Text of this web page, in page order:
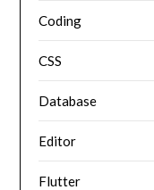
Coding
CSS
Database
Editor
Flutter